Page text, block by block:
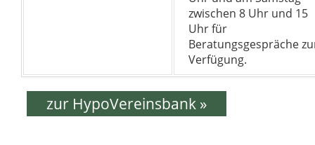
zwischen 8 Uhr und 15
Uhr für
Beratungsgespräche
Verfügung.
zur HypoVereinsbank »